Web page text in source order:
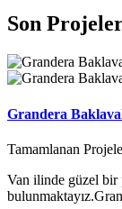
Son
Grandera
Tamamlanan
Van ilinde güzel bir